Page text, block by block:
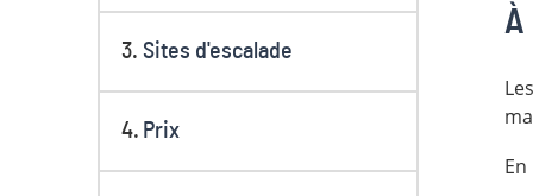
Sites d'escalade
Prix
À